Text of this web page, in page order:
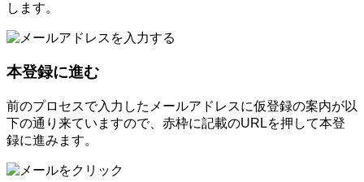
します。
本登録に進む
前のプロセスで入力したメールアドレスに仮登録の案内が以
下の通り来ていますので、赤枠に記載のURLを押して本登
録に進みます。